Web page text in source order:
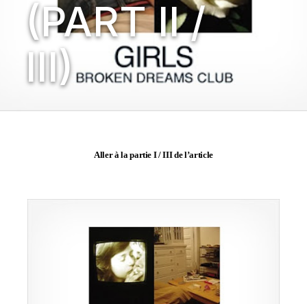
(PART II /
III)
Aller à la partie I / III de l’article